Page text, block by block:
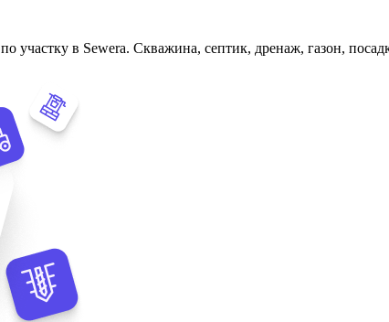
участку в Sewera. Скважина, септик, дренаж, газон,